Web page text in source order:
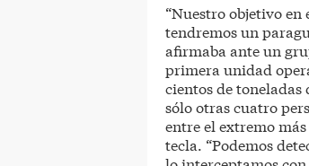
“Nuestro objetivo
tendremos un
afirmaba ante un
primera unidad
cientos de
sólo otras cuatro
entre el extremo
tecla. “Podemos